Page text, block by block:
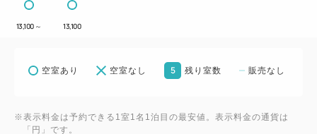
◆キャッシュバック率Ｎｏ．１『Ａカード』ご利用
※チェックインの際にご提示願います。
◆提携駐車場１泊毎／５００円（税込）（当日昼
13,100 ～ 13,100
空室あり 空室なし 5 残り室数 販売なし
※表示料金は予約できる1室1名1泊目の最安値。表示料金の通貨は
「円」です。